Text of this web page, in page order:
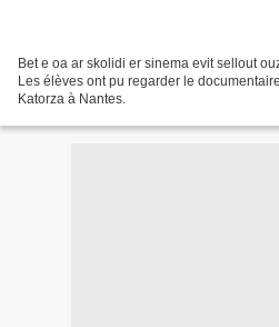
Bet e oa ar skolidi er sinema evit sellout
Les élèves ont pu regarder le
Katorza à Nantes.